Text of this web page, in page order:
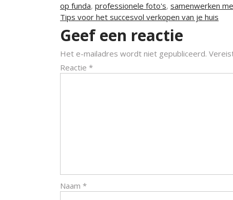
op funda, professionele foto's, samenwerken
Berichtnavigatie
Tips voor het succesvol verkopen van je huis
Geef een reactie
Het e-mailadres wordt niet gepubliceerd.
Reactie *
Naam *